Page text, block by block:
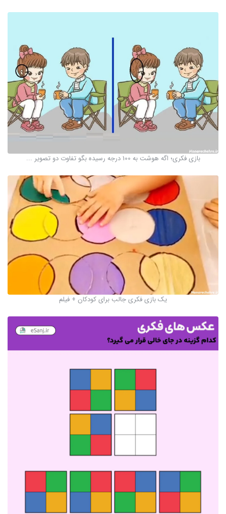
بازی فکری؛ اگه هوشت به 100 درجه رسیده بگو تفاوت دو تصویر ...
یک بازی فکری جالب برای کودکان + فیلم